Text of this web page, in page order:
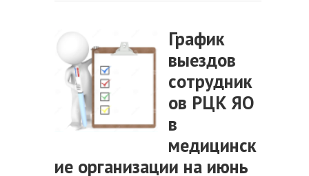
График
выездов
сотрудник
ов РЦК ЯО
в
медицинск
ие организации на июнь